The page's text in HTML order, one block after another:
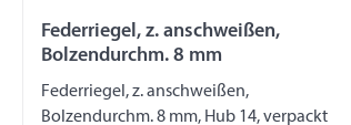
Federriegel, z. anschweißen,
Bolzendurchm. 8 mm
Federriegel, z. anschweißen,
Bolzendurchm. 8 mm, Hub 14, verpackt